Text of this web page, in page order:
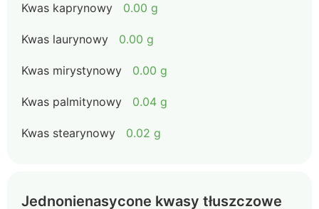
Kwas kaprynowy 0.00 g
Kwas laurynowy 0.00 g
Kwas mirystynowy 0.00 g
Kwas palmitynowy 0.04 g
Kwas stearynowy 0.02 g
Jednonienasycone kwasy tłuszczowe